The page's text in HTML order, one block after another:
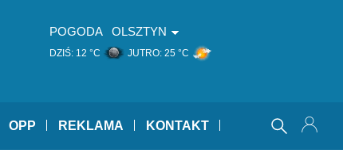
POGODA OLSZTYN
DZIŚ: 12 °C JUTRO: 25 °C
OPP REKLAMA KONTAKT